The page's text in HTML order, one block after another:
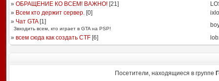
» ОБРАЩЕНИЕ КО ВСЕМ! ВАЖНО![21]
» Всем кто держит сервер.[0]
» Чат GTA[1]
Звходить всем, кто играет в GTA на PSP!
» всем сюда как создать CTF[6]
Посетители, находящиеся в группе